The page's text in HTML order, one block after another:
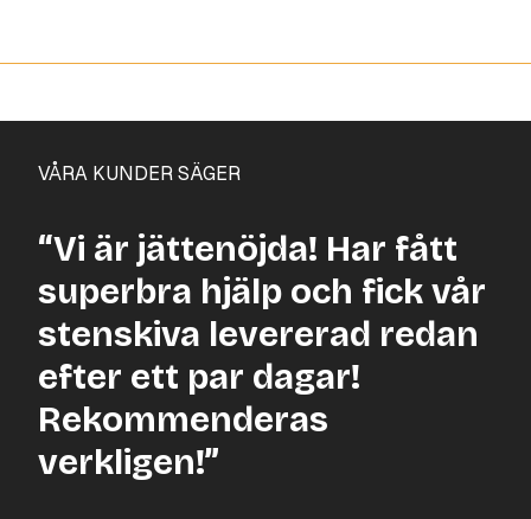
VÅRA KUNDER SÄGER
“Vi är jättenöjda! Har fått
superbra hjälp och fick vår
stenskiva levererad redan
efter ett par dagar!
Rekommenderas
verkligen!”